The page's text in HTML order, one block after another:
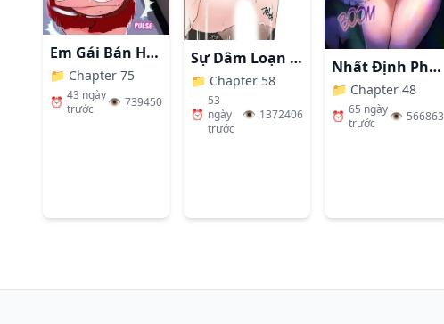
1: Chapter 1
Đăng lúc:65 ngày trước
Em Gái Bán Hàng Sextoy
📁 Chapter 75
⏰ 43 ngày
trước
👁️ 739450
Sự Dâm Loạn Ở Bệnh Viện
📁 Chapter 58
⏰
53
ngày
trước
👁️ 1372406
Nhất Định Phải Là Chị Ấy
📁 Chapter 48
⏰ 65 ngày
trước
👁️ 566863